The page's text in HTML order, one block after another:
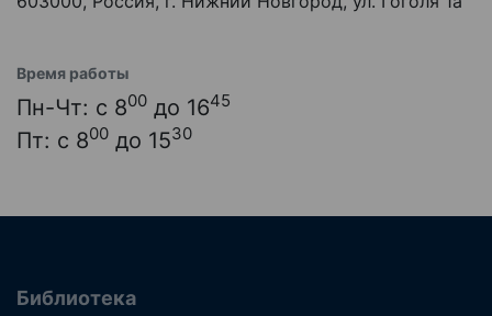
Время работы
Пн-Чт: с 800 до 1645
Пт: с 800 до 1530
Библиотека